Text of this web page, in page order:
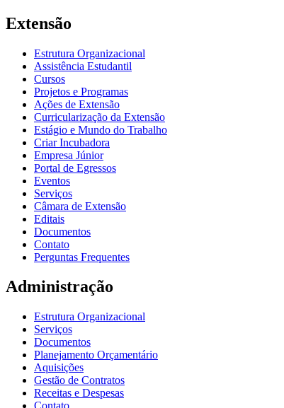
Extensão
Estrutura Organizacional
Assistência Estudantil
Cursos
Projetos e Programas
Ações de Extensão
Curricularização da Extensão
Estágio e Mundo do Trabalho
Criar Incubadora
Empresa Júnior
Portal de Egressos
Eventos
Serviços
Câmara de Extensão
Editais
Documentos
Contato
Perguntas Frequentes
Administração
Estrutura Organizacional
Serviços
Documentos
Planejamento Orçamentário
Aquisições
Gestão de Contratos
Receitas e Despesas